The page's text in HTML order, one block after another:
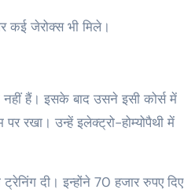
कई जेरोक्स भी मिले।
नहीं हैं। इसके बाद उसने इसी कोर्स में
रखा। उन्हें इलेक्ट्रो-होम्योपैथी में
दी। इन्होंने 70 हजार रुपए दिए